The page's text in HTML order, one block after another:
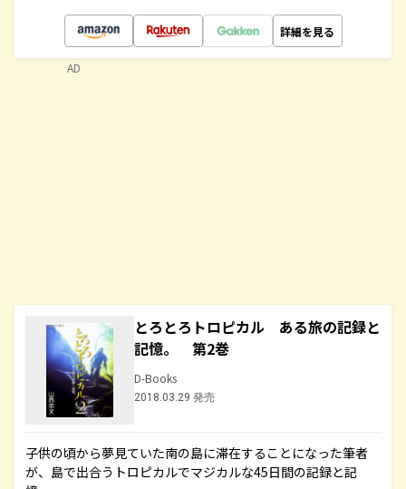
詳細を見る
とろとろトロピカル ある旅の記録と
記憶。 第2巻
D-Books
2018.03.29 発売
子供の頃から夢見ていた南の島に滞在することになった筆者
が、島で出合うトロピカルでマジカルな45日間の記録と記
AD